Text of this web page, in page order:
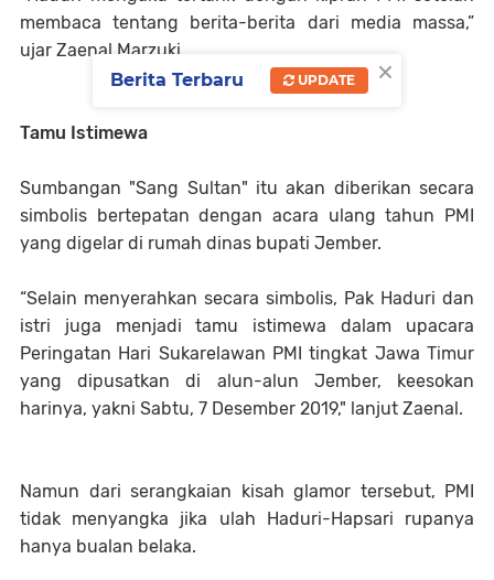
membaca tentang berita-berita dari media massa,”
ujar Zaenal Marzuki.
Tamu Istimewa
Sumbangan "Sang Sultan" itu akan diberikan secara
simbolis bertepatan dengan acara ulang tahun PMI
yang digelar di rumah dinas bupati Jember.
“Selain menyerahkan secara simbolis, Pak Haduri dan
istri juga menjadi tamu istimewa dalam upacara
Peringatan Hari Sukarelawan PMI tingkat Jawa Timur
yang dipusatkan di alun-alun Jember, keesokan
harinya, yakni Sabtu, 7 Desember 2019," lanjut Zaenal.
Namun dari serangkaian kisah glamor tersebut, PMI
tidak menyangka jika ulah Haduri-Hapsari rupanya
hanya bualan belaka.
×
Berita Terbaru UPDATE